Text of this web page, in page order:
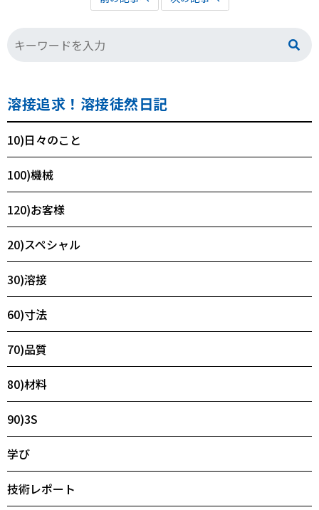
溶接追求！溶接徒然日記
10)日々のこと
100)機械
120)お客様
20)スペシャル
30)溶接
60)寸法
70)品質
80)材料
90)3S
学び
技術レポート